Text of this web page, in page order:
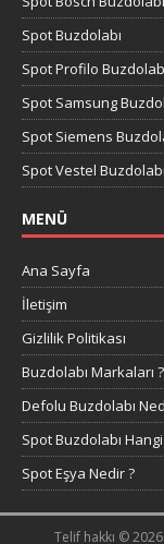
Spot Buzdolabı
Spot Profilo
Spot Samsung
Spot Siemens
Spot Vestel Buzdolabı
MENÜ
Ana Sayfa
İletişim
Gizlilik Politikası
Buzdolabı Markaları ?
Defolu Buzdolabı
Spot Buzdolabı
Spot Eşya Nedir ?
Telif hakkı ©